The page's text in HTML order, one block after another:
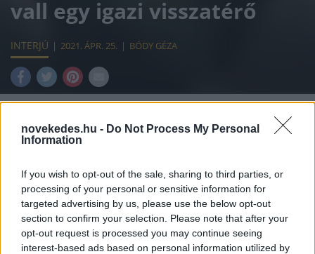
novekedes.hu - Do Not Process My Personal
Information
If you wish to opt-out of the sale, sharing to third parties, or
processing of your personal or sensitive information for
targeted advertising by us, please use the below opt-out
section to confirm your selection. Please note that after your
opt-out request is processed you may continue seeing
interest-based ads based on personal information utilized by
vall egy igazi visszatérő
INTERJÚ 2021. ÁPR. 25. BÓDY GÉZA
megszűnt létezni egy virágzó város, amikor
az atomerőmű négyes számú reaktora 35
évvel ezelőtt, 1986. április 26-án hajnalban
felrobbant. Az ott élők múltja nem tűnhet el